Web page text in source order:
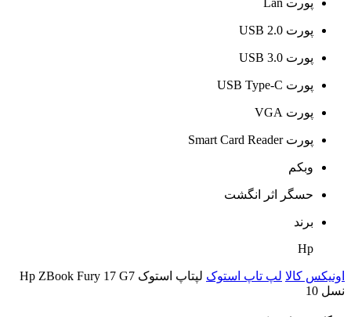
پورت Lan
پورت USB 2.0
پورت USB 3.0
پورت USB Type-C
پورت VGA
پورت Smart Card Reader
وبکم
حسگر اثر انگشت
برند
Hp
اونیکس کالا لپ تاپ استوک
لپتاپ استوک Hp ZBook Fury 17 G7
نسل 10